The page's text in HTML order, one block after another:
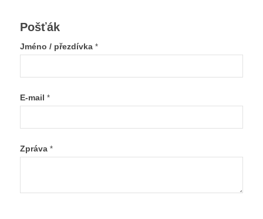
Pošťák
Jméno / přezdívka *
E-mail *
Zpráva *